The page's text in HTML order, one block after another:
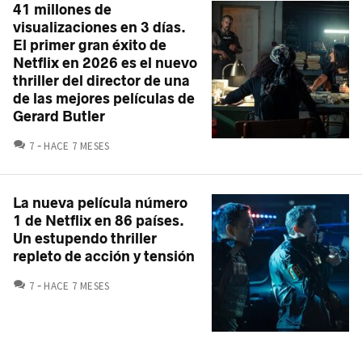
41 millones de
visualizaciones en 3 días.
El primer gran éxito de
Netflix en 2026 es el nuevo
thriller del director de una
de las mejores películas de
Gerard Butler
7 COMENTARIOS
HACE 7 MESES
La nueva película número
1 de Netflix en 86 países.
Un estupendo thriller
repleto de acción y tensión
7 COMENTARIOS
HACE 7 MESES